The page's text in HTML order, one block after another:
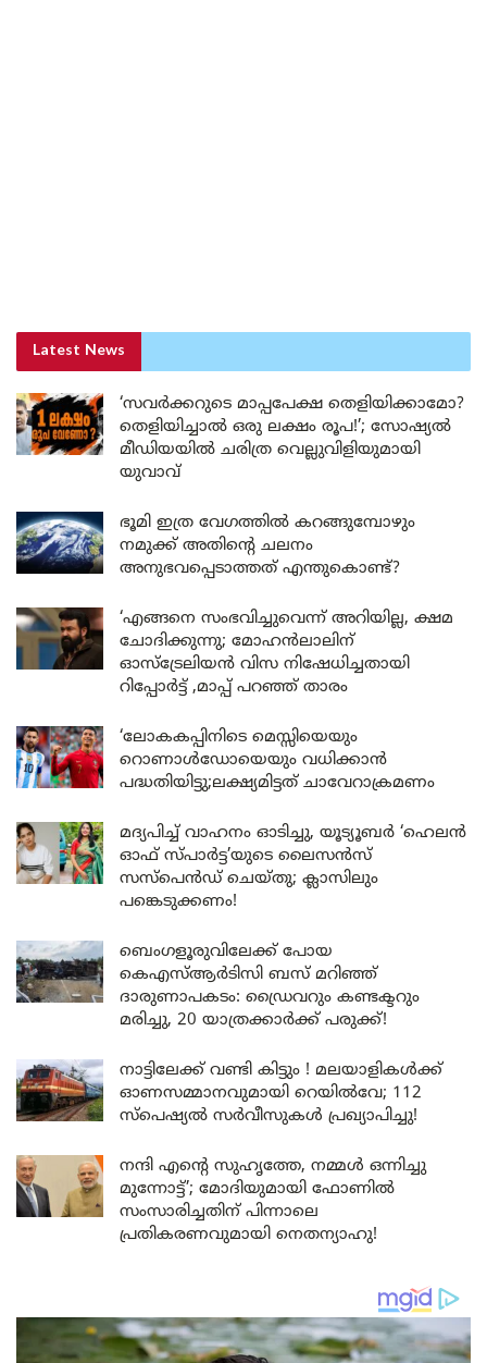
Latest News
‘സവർക്കറുടെ മാപ്പപേക്ഷ തെളിയിക്കാമോ?
തെളിയിച്ചാൽ ഒരു ലക്ഷം രൂപ!’; സോഷ്യൽ
മീഡിയയിൽ ചരിത്ര വെല്ലുവിളിയുമായി
യുവാവ്
ഭൂമി ഇത്ര വേഗത്തിൽ കറങ്ങുമ്പോഴും
നമുക്ക് അതിന്റെ ചലനം
അനുഭവപ്പെടാത്തത് എന്തുകൊണ്ട്?
‘എങ്ങനെ സംഭവിച്ചുവെന്ന് അറിയില്ല, ക്ഷമ
ചോദിക്കുന്നു; മോഹൻലാലിന്
ഓസ്ട്രേലിയൻ വിസ നിഷേധിച്ചതായി
റിപ്പോർട്ട് ,മാപ്പ് പറഞ്ഞ് താരം
‘ലോകകപ്പിനിടെ മെസ്സിയെയും
റൊണാൾഡോയെയും വധിക്കാൻ
പദ്ധതിയിട്ടു;ലക്ഷ്യമിട്ടത് ചാവേറാക്രമണം
മദ്യപിച്ച് വാഹനം ഓടിച്ചു, യൂട്യൂബർ ‘ഹെലൻ
ഓഫ് സ്പാർട്ട’യുടെ ലൈസൻസ്
സസ്പെൻഡ് ചെയ്തു; ക്ലാസിലും
പങ്കെടുക്കണം!
ബെംഗളൂരുവിലേക്ക് പോയ
കെഎസ്ആർടിസി ബസ് മറിഞ്ഞ്
ദാരുണാപകടം: ഡ്രൈവറും കണ്ടക്ടറും
മരിച്ചു, 20 യാത്രക്കാർക്ക് പരുക്ക്!
നാട്ടിലേക്ക് വണ്ടി കിട്ടും ! മലയാളികൾക്ക്
ഓണസമ്മാനവുമായി റെയിൽവേ; 112
സ്പെഷ്യൽ സർവീസുകൾ പ്രഖ്യാപിച്ചു!
നന്ദി എൻ്റെ സുഹൃത്തേ, നമ്മൾ ഒന്നിച്ചു
മുന്നോട്ട്’; മോദിയുമായി ഫോണിൽ
സംസാരിച്ചതിന് പിന്നാലെ
പ്രതികരണവുമായി നെതന്യാഹു!